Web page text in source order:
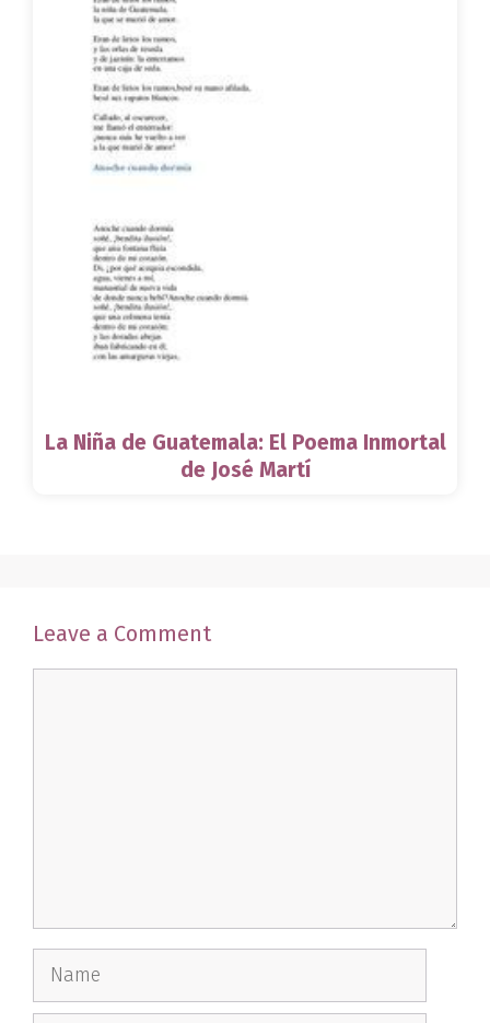
La Niña de Guatemala: El Poema Inmortal
de José Martí
Leave a Comment
Name